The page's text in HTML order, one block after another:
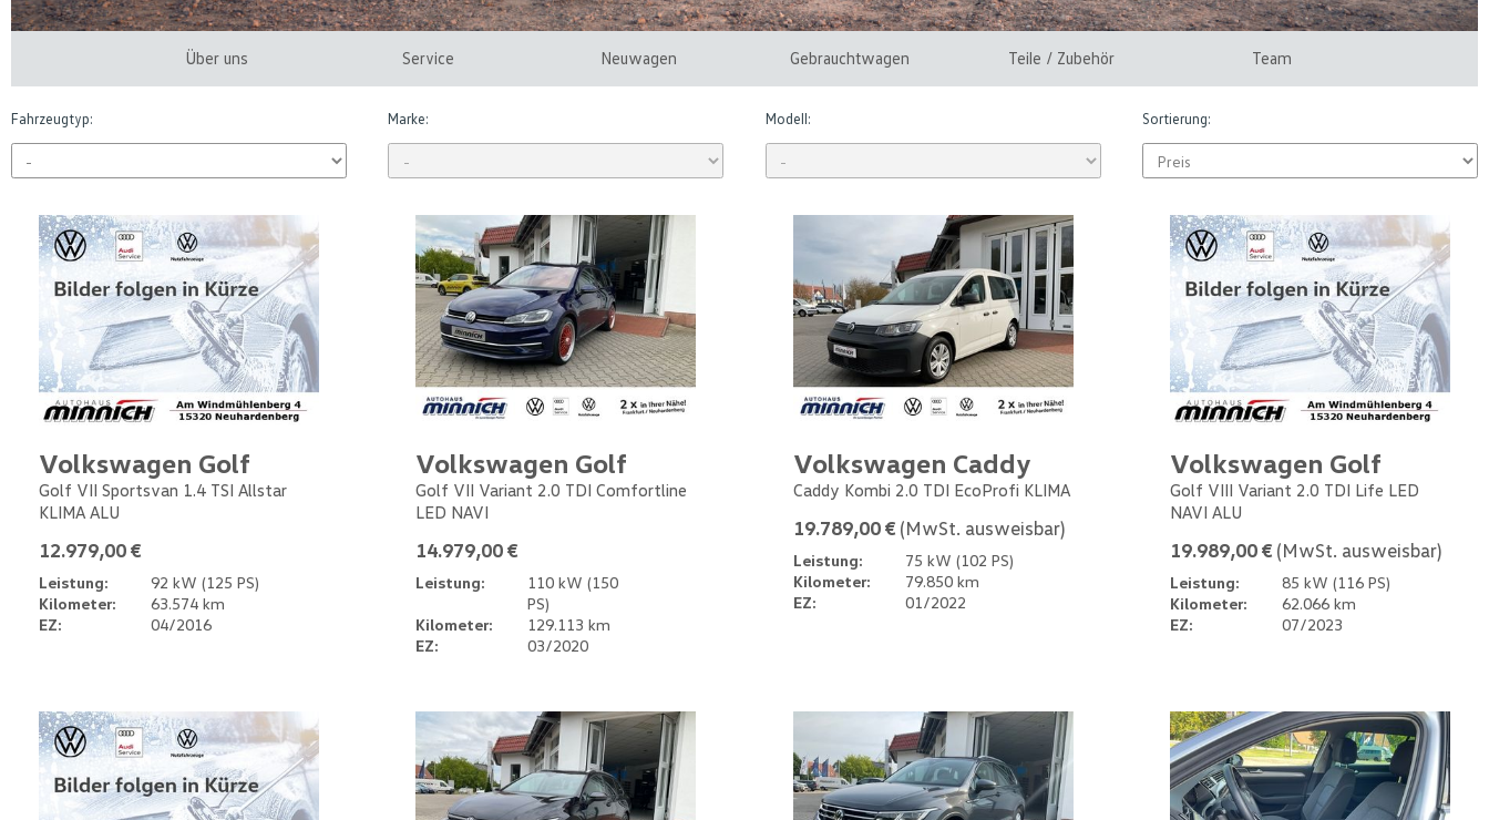
Über uns Service Neuwagen Gebrauchtwagen Teile / Zubehör Team
Fahrzeugtyp: Marke: Modell: Sortierung:
Volkswagen Golf
Golf VII Sportsvan 1.4 TSI Allstar
KLIMA ALU
12.979,00 €
Leistung:
92 kW (125 PS)
Kilometer:
63.574 km
EZ:
04/2016
Volkswagen Golf
Golf VII Variant 2.0 TDI Comfortline
LED NAVI
14.979,00 €
Leistung:
110 kW (150
PS)
Kilometer:
129.113 km
EZ:
03/2020
Volkswagen Caddy
Caddy Kombi 2.0 TDI EcoProfi KLIMA
19.789,00 € (MwSt. ausweisbar)
Leistung:
75 kW (102 PS)
Kilometer:
79.850 km
EZ:
01/2022
Volkswagen Golf
Golf VIII Variant 2.0 TDI Life LED
NAVI ALU
19.989,00 € (MwSt. ausweisbar)
Leistung:
85 kW (116 PS)
Kilometer:
62.066 km
EZ:
07/2023